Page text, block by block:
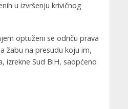
u izvršenju krivičnog
optuženi se odriču prava
žabu na presudu koju im,
izrekne Sud BiH, saopćeno